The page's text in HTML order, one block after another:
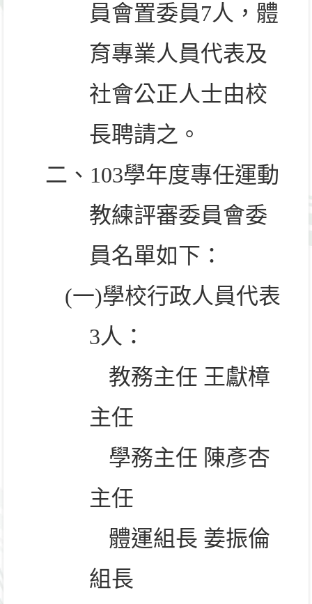
員會置委員7人，體
育專業人員代表及
社會公正人士由校
長聘請之。
二、 103學年度專任運動
教練評審委員會委
員名單如下：
(一)學校行政人員代表
3人：
教務主任 王獻樟
主任
學務主任 陳彥杏
主任
體運組長 姜振倫
組長